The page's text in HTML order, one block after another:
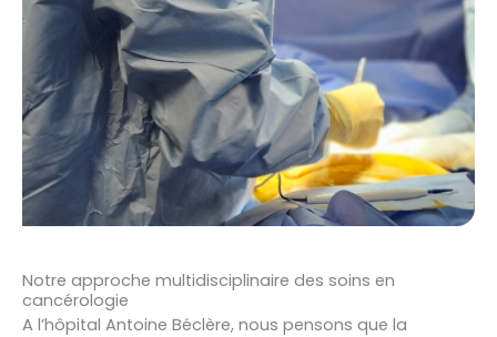
Notre approche multidisciplinaire des soins en
cancérologie
A l’hôpital Antoine Béclère, nous pensons que la